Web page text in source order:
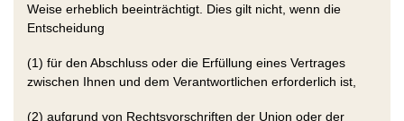
Weise erheblich beeinträchtigt. Dies gilt nicht, wenn die
Entscheidung
(1) für den Abschluss oder die Erfüllung eines Vertrages
zwischen Ihnen und dem Verantwortlichen erforderlich ist,
(2) aufgrund von Rechtsvorschriften der Union oder der